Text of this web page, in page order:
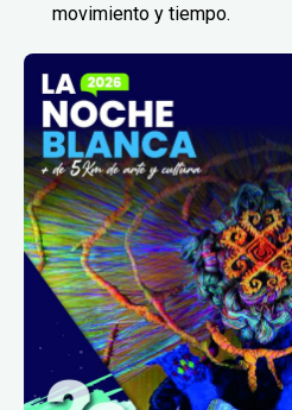
movimiento y tiempo.